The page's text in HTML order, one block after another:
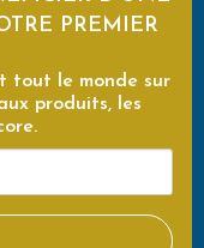
PREMIER
tout le monde sur
produits, les